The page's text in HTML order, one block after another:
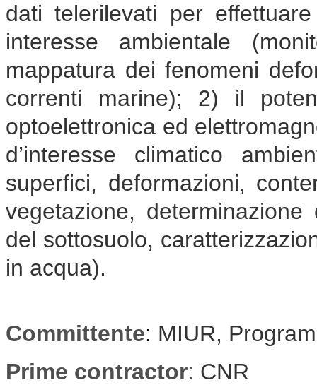
dati telerilevati per
interesse ambientale
mappatura dei fenomeni
correnti marine); 2) il
optoelettronica ed
d’interesse climatico
superfici, deformazioni,
vegetazione,
del sottosuolo,
in acqua).
Committente: MIUR,
Prime contractor: CNR